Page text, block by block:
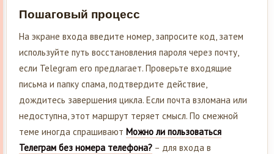
Пошаговый процесс
На экране входа введите номер, запросите код, затем
используйте путь восстановления пароля через почту,
если Telegram его предлагает. Проверьте входящие
письма и папку спама, подтвердите действие,
дождитесь завершения цикла. Если почта взломана или
недоступна, этот маршрут теряет смысл. По смежной
теме иногда спрашивают Можно ли пользоваться
Телеграм без номера телефона? – для входа в